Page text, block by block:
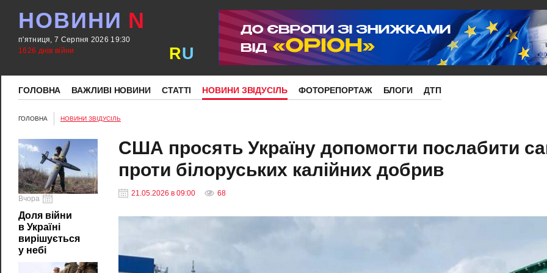
НОВИНИ N
п'ятниця, 7 Серпня 2026 19:30
1626 днів війни
RU
ГОЛОВНА ВАЖЛИВІ НОВИНИ СТАТТІ НОВИНИ ЗВІДУСІЛЬ ФОТОРЕПОРТАЖ БЛОГИ ДТП
ГОЛОВНА НОВИНИ ЗВІДУСІЛЬ
Вчора
Доля війни
в Україні
вирішується
у небі
США просять Україну допомогти послабити
проти білоруських калійних добрив
21.05.2026 в 09:00 68